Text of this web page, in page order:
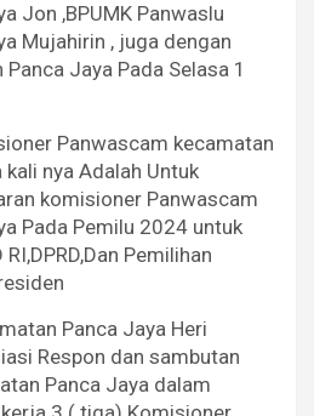
Jon ,BPUMK Panwaslu
Mujahirin , juga dengan
Jaya Pada Selasa 1
Panwascam kecamatan
nya Adalah Untuk
komisioner Panwascam
Pada Pemilu 2024 untuk
Pemilihan
Panca Jaya Heri
Respon dan sambutan
Panca Jaya dalam